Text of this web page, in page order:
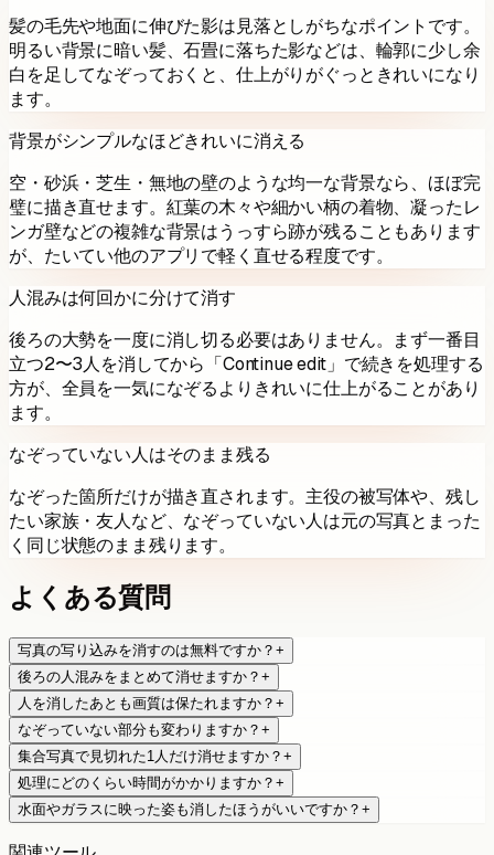
髪の毛先や地面に伸びた影は見落としがちなポイントです。
明るい背景に暗い髪、石畳に落ちた影などは、輪郭に少し余
白を足してなぞっておくと、仕上がりがぐっときれいになり
ます。
背景がシンプルなほどきれいに消える
空・砂浜・芝生・無地の壁のような均一な背景なら、ほぼ完
璧に描き直せます。紅葉の木々や細かい柄の着物、凝ったレ
ンガ壁などの複雑な背景はうっすら跡が残ることもあります
が、たいてい他のアプリで軽く直せる程度です。
人混みは何回かに分けて消す
後ろの大勢を一度に消し切る必要はありません。まず一番目
立つ2〜3人を消してから「Continue edit」で続きを処理する
方が、全員を一気になぞるよりきれいに仕上がることがあり
ます。
なぞっていない人はそのまま残る
なぞった箇所だけが描き直されます。主役の被写体や、残し
たい家族・友人など、なぞっていない人は元の写真とまった
く同じ状態のまま残ります。
よくある質問
写真の写り込みを消すのは無料ですか？ +
後ろの人混みをまとめて消せますか？ +
人を消したあとも画質は保たれますか？ +
なぞっていない部分も変わりますか？ +
集合写真で見切れた1人だけ消せますか？ +
処理にどのくらい時間がかかりますか？ +
水面やガラスに映った姿も消したほうがいいですか？ +